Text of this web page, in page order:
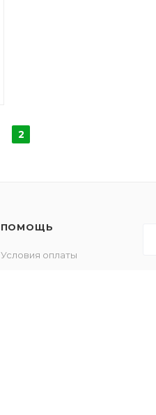
2
ПОМОЩЬ
Условия оплаты